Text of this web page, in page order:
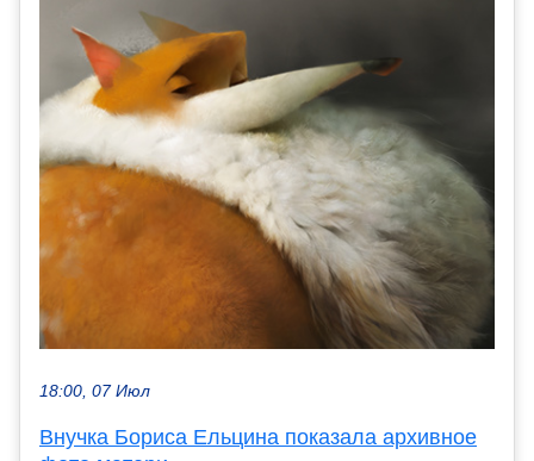
18:00, 07 Июл
Внучка Бориса Ельцина показала архивное